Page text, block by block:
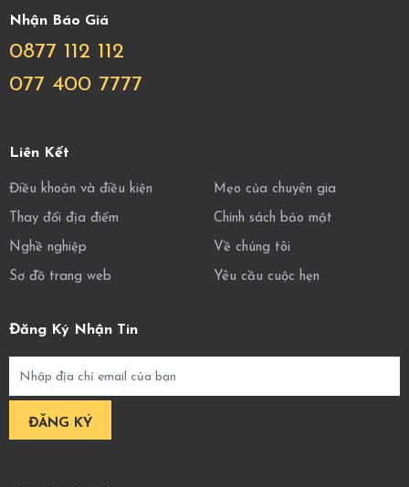
Nhận Báo Giá
0877 112 112
077 400 7777
Liên Kết
Điều khoản và điều kiện Mẹo của chuyên gia
Thay đổi địa điểm Chính sách bảo mật
Nghề nghiệp Về chúng tôi
Sơ đồ trang web Yêu cầu cuộc hẹn
Đăng Ký Nhận Tin